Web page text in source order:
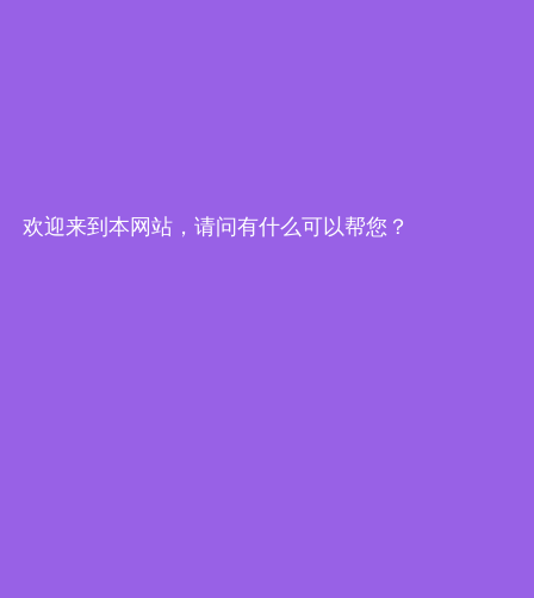
欢迎来到本网站，请问有什么可以帮您？